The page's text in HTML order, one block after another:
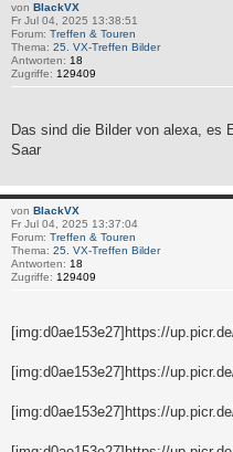
von BlackVX
Fr Jul 04, 2025 13:38:51
Forum: Treffen & Touren
Thema: 25. VX-Treffen Bilder
Antworten: 18
Zugriffe: 129409
Das sind die Bilder von alexa, es
Saar
von BlackVX
Fr Jul 04, 2025 13:37:04
Forum: Treffen & Touren
Thema: 25. VX-Treffen Bilder
Antworten: 18
Zugriffe: 129409
[img:d0ae153e27]https://
[img:d0ae153e27]https://
[img:d0ae153e27]https://